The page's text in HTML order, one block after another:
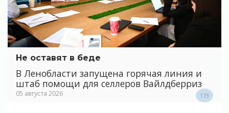
Не оставят в беде
В Ленобласти запущена горячая линия и
штаб помощи для селлеров Вайлдберриз
05 августа 2026 173